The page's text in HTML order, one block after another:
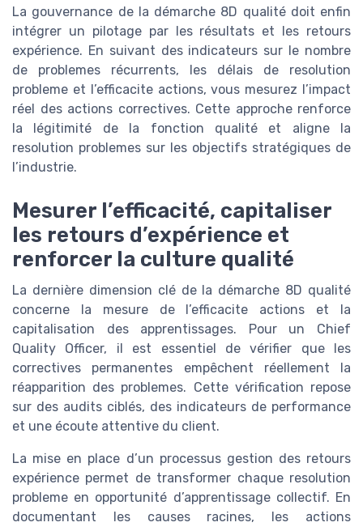
La gouvernance de la démarche 8D qualité doit enfin
intégrer un pilotage par les résultats et les retours
expérience. En suivant des indicateurs sur le nombre
de problemes récurrents, les délais de resolution
probleme et l’efficacite actions, vous mesurez l’impact
réel des actions correctives. Cette approche renforce
la légitimité de la fonction qualité et aligne la
resolution problemes sur les objectifs stratégiques de
l’industrie.
Mesurer l’efficacité, capitaliser
les retours d’expérience et
renforcer la culture qualité
La dernière dimension clé de la démarche 8D qualité
concerne la mesure de l’efficacite actions et la
capitalisation des apprentissages. Pour un Chief
Quality Officer, il est essentiel de vérifier que les
correctives permanentes empêchent réellement la
réapparition des problemes. Cette vérification repose
sur des audits ciblés, des indicateurs de performance
et une écoute attentive du client.
La mise en place d’un processus gestion des retours
expérience permet de transformer chaque resolution
probleme en opportunité d’apprentissage collectif. En
documentant les causes racines, les actions